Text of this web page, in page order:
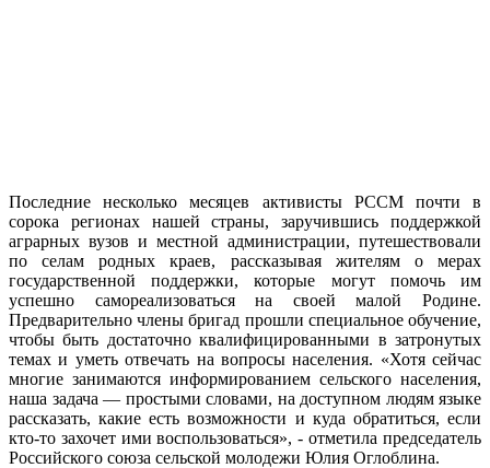
Последние несколько месяцев активисты РССМ почти в
сорока регионах нашей страны, заручившись поддержкой
аграрных вузов и местной администрации, путешествовали
по селам родных краев, рассказывая жителям о мерах
государственной поддержки, которые могут помочь им
успешно самореализоваться на своей малой Родине.
Предварительно члены бригад прошли специальное обучение,
чтобы быть достаточно квалифицированными в затронутых
темах и уметь отвечать на вопросы населения. «Хотя сейчас
многие занимаются информированием сельского населения,
наша задача — простыми словами, на доступном людям языке
рассказать, какие есть возможности и куда обратиться, если
кто-то захочет ими воспользоваться», - отметила председатель
Российского союза сельской молодежи Юлия Оглоблина.